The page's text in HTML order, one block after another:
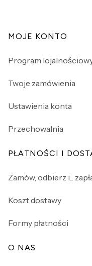
Linki w stopce
MOJE KONTO
Program
Twoje zamówienia
Ustawienia konta
Przechowalnia
PŁATNOŚCI I
Zamów, odbierz i...
Koszt dostawy
Formy płatności
O NAS